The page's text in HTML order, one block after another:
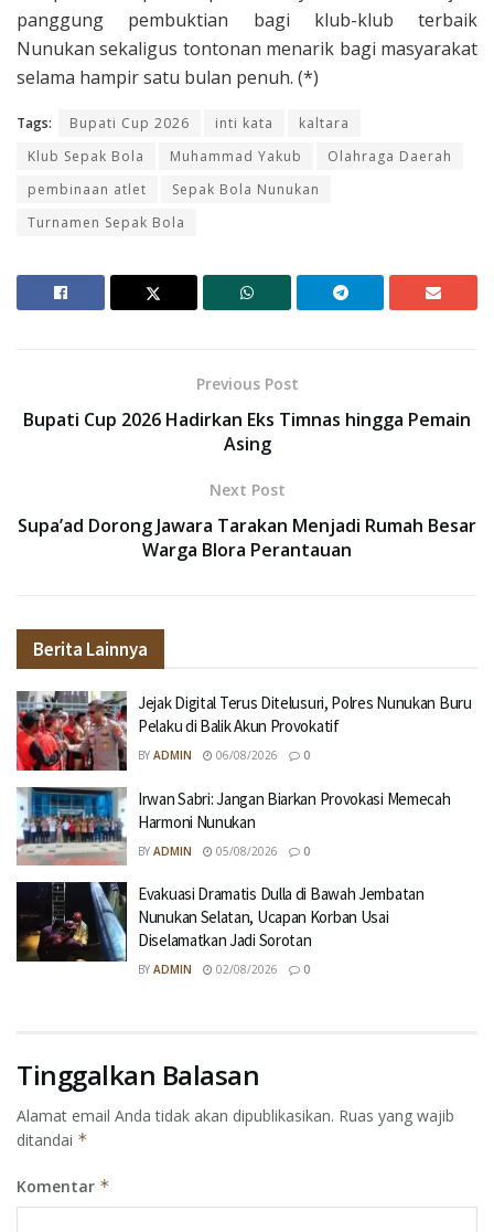
panggung pembuktian bagi klub-klub terbaik
Nunukan sekaligus tontonan menarik bagi masyarakat
selama hampir satu bulan penuh. (*)
Tags: Bupati Cup 2026 inti kata
kaltara
Klub Sepak Bola
Muhammad Yakub
Olahraga Daerah
pembinaan atlet
Sepak Bola Nunukan
Turnamen Sepak Bola
Previous Post
Bupati Cup 2026 Hadirkan Eks Timnas hingga Pemain
Asing
Next Post
Supa’ad Dorong Jawara Tarakan Menjadi Rumah Besar
Warga Blora Perantauan
Berita Lainnya
Jejak Digital Terus Ditelusuri, Polres Nunukan Buru
Pelaku di Balik Akun Provokatif
BY ADMIN 06/08/2026 0
Irwan Sabri: Jangan Biarkan Provokasi Memecah
Harmoni Nunukan
BY ADMIN 05/08/2026 0
Evakuasi Dramatis Dulla di Bawah Jembatan
Nunukan Selatan, Ucapan Korban Usai
Diselamatkan Jadi Sorotan
BY ADMIN 02/08/2026 0
Tinggalkan Balasan
Alamat email Anda tidak akan dipublikasikan. Ruas yang wajib
ditandai *
Komentar *